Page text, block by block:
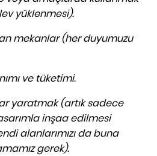
yüklenmesi).
mekanlar (her duyumuzu
ve tüketimi.
yaratmak (artık sadece
inşaa edilmesi
alanlarımızı da buna
gerek).